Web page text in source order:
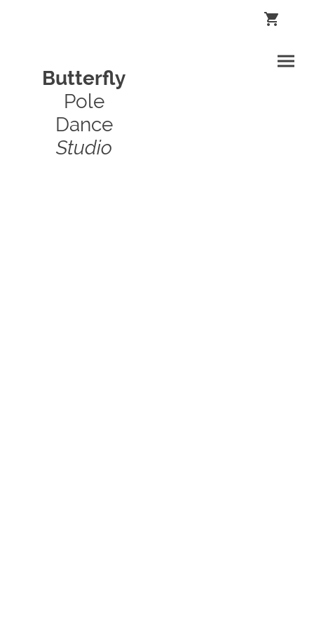
Butterfly
Pole
Dance
Studio